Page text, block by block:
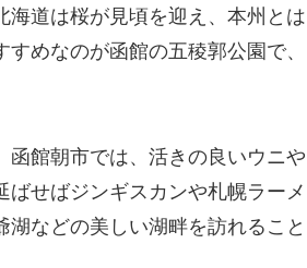
海道は桜が見頃を迎え、本州とは
めなのが函館の五稜郭公園で、
館朝市では、活きの良いウニや
せばジンギスカンや札幌ラーメ
などの美しい湖畔を訪れること